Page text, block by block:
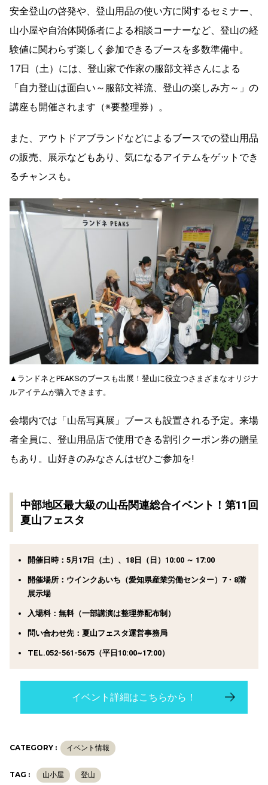
安全登山の啓発や、登山用品の使い方に関するセミナー、
山小屋や自治体関係者による相談コーナーなど、登山の経
験値に関わらず楽しく参加できるブースを多数準備中。
17日（土）には、登山家で作家の服部文祥さんによる
「自力登山は面白い～服部文祥流、登山の楽しみ方～」の
講座も開催されます（※要整理券）。
また、アウトドアブランドなどによるブースでの登山用品
の販売、展示などもあり、気になるアイテムをゲットでき
るチャンスも。
▲ランドネとPEAKSのブースも出展！登山に役立つさまざまなオリジナ
ルアイテムが購入できます。
会場内では「山岳写真展」ブースも設置される予定。来場
者全員に、登山用品店で使用できる割引クーポン券の贈呈
もあり。山好きのみなさんはぜひご参加を!
中部地区最大級の山岳関連総合イベント！第11回
夏山フェスタ
開催日時：5月17日（土）、18日（日）10:00 ～ 17:00
開催場所：ウインクあいち（愛知県産業労働センター）7・8階
展示場
入場料：無料（一部講演は整理券配布制）
問い合わせ先：夏山フェスタ運営事務局
TEL.052-561-5675（平日10:00~17:00）
イベント詳細はこちらから！
CATEGORY : イベント情報
TAG : 山小屋 登山